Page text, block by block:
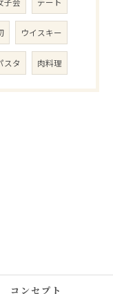
ウイスキー
スタ 肉料理
コンセプト